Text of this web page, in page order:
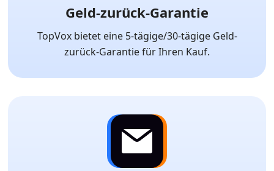
Geld-zurück-Garantie
TopVox bietet eine 5-tägige/30-tägige Geld-
zurück-Garantie für Ihren Kauf.